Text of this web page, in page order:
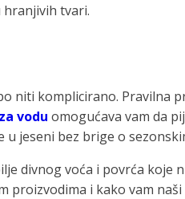
tvari.
niti komplicirano. Pravilna
vodu omogućava vam da
u jeseni bez brige o
divnog voća i povrća
proizvodima i kako vam naši